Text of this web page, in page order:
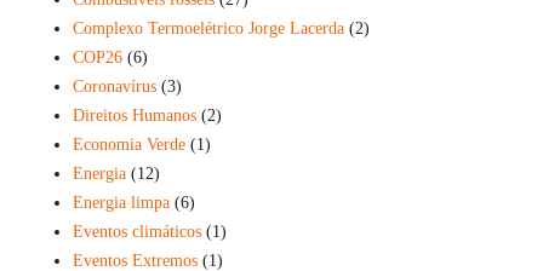
Complexo Termoelétrico Jorge Lacerda (2)
COP26 (6)
Coronavírus (3)
Direitos Humanos (2)
Economia Verde (1)
Energia (12)
Energia limpa (6)
Eventos climáticos (1)
Eventos Extremos (1)